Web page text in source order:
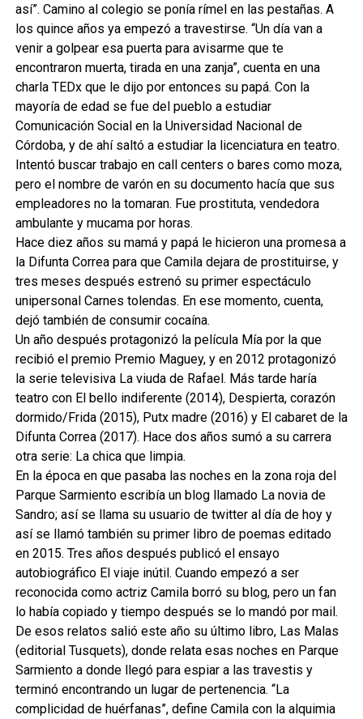
así”. Camino al colegio se ponía rímel en las pestañas. A
los quince años ya empezó a travestirse. “Un día van a
venir a golpear esa puerta para avisarme que te
encontraron muerta, tirada en una zanja”, cuenta en una
charla TEDx que le dijo por entonces su papá. Con la
mayoría de edad se fue del pueblo a estudiar
Comunicación Social en la Universidad Nacional de
Córdoba, y de ahí saltó a estudiar la licenciatura en teatro.
Intentó buscar trabajo en call centers o bares como moza,
pero el nombre de varón en su documento hacía que sus
empleadores no la tomaran. Fue prostituta, vendedora
ambulante y mucama por horas.
Hace diez años su mamá y papá le hicieron una promesa a
la Difunta Correa para que Camila dejara de prostituirse, y
tres meses después estrenó su primer espectáculo
unipersonal Carnes tolendas. En ese momento, cuenta,
dejó también de consumir cocaína.
Un año después protagonizó la película Mía por la que
recibió el premio Premio Maguey, y en 2012 protagonizó
la serie televisiva La viuda de Rafael. Más tarde haría
teatro con El bello indiferente (2014), Despierta, corazón
dormido/Frida (2015), Putx madre (2016) y El cabaret de la
Difunta Correa (2017). Hace dos años sumó a su carrera
otra serie: La chica que limpia.
En la época en que pasaba las noches en la zona roja del
Parque Sarmiento escribía un blog llamado La novia de
Sandro; así se llama su usuario de twitter al día de hoy y
así se llamó también su primer libro de poemas editado
en 2015. Tres años después publicó el ensayo
autobiográfico El viaje inútil. Cuando empezó a ser
reconocida como actriz Camila borró su blog, pero un fan
lo había copiado y tiempo después se lo mandó por mail.
De esos relatos salió este año su último libro, Las Malas
(editorial Tusquets), donde relata esas noches en Parque
Sarmiento a donde llegó para espiar a las travestis y
terminó encontrando un lugar de pertenencia. “La
complicidad de huérfanas”, define Camila con la alquimia